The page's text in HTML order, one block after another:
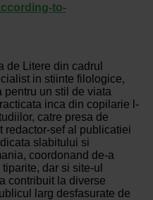
to-
de Litere din cadrul
in stiinte filologice,
un stil de viata
inca din copilarie l-
catre presa de
redactor-sef al publicatiei
slabitului si
coordonand de-a
dar si site-ul
contribuit la diverse
larg desfasurate de